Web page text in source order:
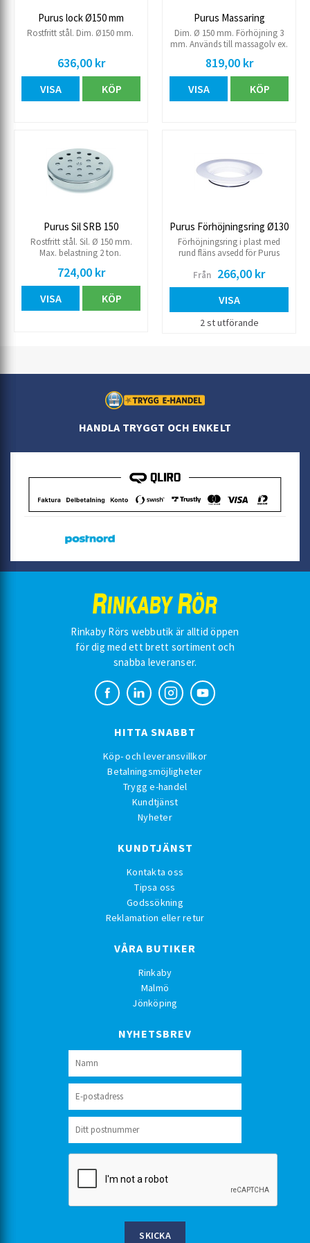
Purus lock Ø150 mm
Rostfritt stål. Dim. Ø150 mm.
636,00 kr
VISA KÖP
Purus Massaring
Dim. Ø 150 mm. Förhöjning 3
mm. Används till massagolv ex.
819,00 kr
VISA KÖP
Purus Sil SRB 150
Rostfritt stål. Sil. Ø 150 mm.
Max. belastning 2 ton.
724,00 kr
VISA KÖP
Purus Förhöjningsring Ø130
Förhöjningsring i plast med
rund fläns avsedd för Purus
130 mm. Levereras med o-ring.
Förhöjningsringen används när
man behöver höja flänsen vid
Genom att kombinera max två
i plast kan endast monteras i
plast Snabb och enkel
montering då
på golvbrunnen
Från 266,00 kr
VISA
2 st utförande
HANDLA TRYGGT OCH ENKELT
Rinkaby Rörs webbutik är alltid öppen
för dig med ett brett sortiment och
snabba leveranser.
HITTA SNABBT
Köp- och leveransvillkor
Betalningsmöjligheter
Trygg e-handel
Kundtjänst
Nyheter
KUNDTJÄNST
Kontakta oss
Tipsa oss
Godssökning
Reklamation eller retur
VÅRA BUTIKER
Rinkaby
Malmö
Jönköping
NYHETSBREV
SKICKA